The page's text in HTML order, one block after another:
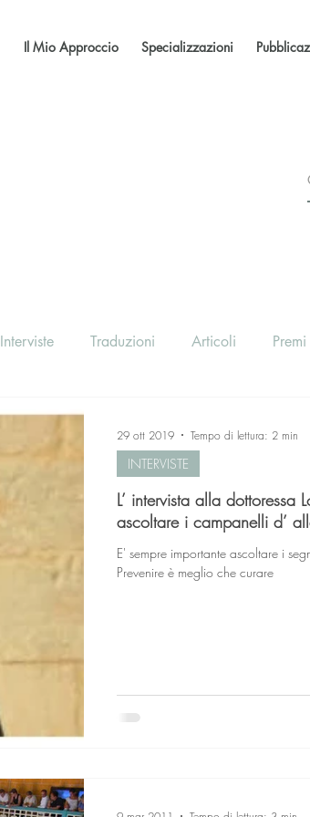
Il Mio Approccio Specializzazioni
Interviste Traduzioni Articoli
L’ intervista alla dottoressa
ascoltare i campanelli d’
E' sempre importante ascoltare i
Prevenire è meglio che curare
INTERVISTE
29 ott 2019 Tempo di lettura: 2 min